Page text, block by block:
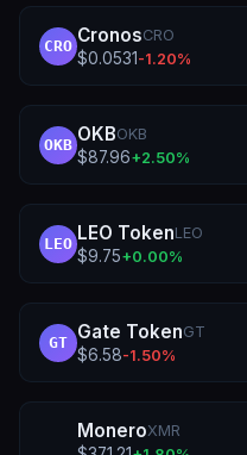
CRO CronosCRO
$0.0531 -1.20%
OKB OKBOKB
$87.96+2.50%
LEO LEO TokenLEO
$9.75+0.00%
GT Gate TokenGT
$6.58-1.50%
MoneroXMR